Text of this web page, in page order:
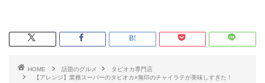
HOME 話題のグルメ
タピオカ専門店
【アレンジ】業務スーパーのタピオカ×無印のチャイラテが美味しすぎた！